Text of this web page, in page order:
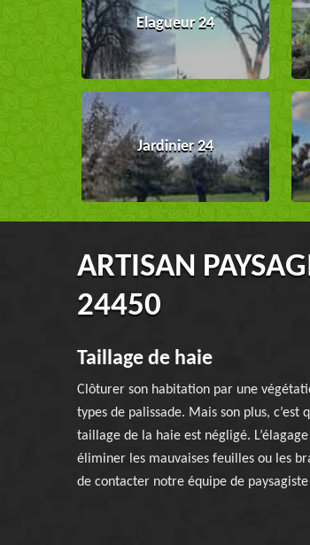
Elagueur 24
Jardinier 24
ARTISAN
24450
Taillage de haie
Clôturer son habitation par une
types de palissade. Mais son plus,
taillage de la haie est négligé.
éliminer les mauvaises feuilles ou les
de contacter notre équipe de